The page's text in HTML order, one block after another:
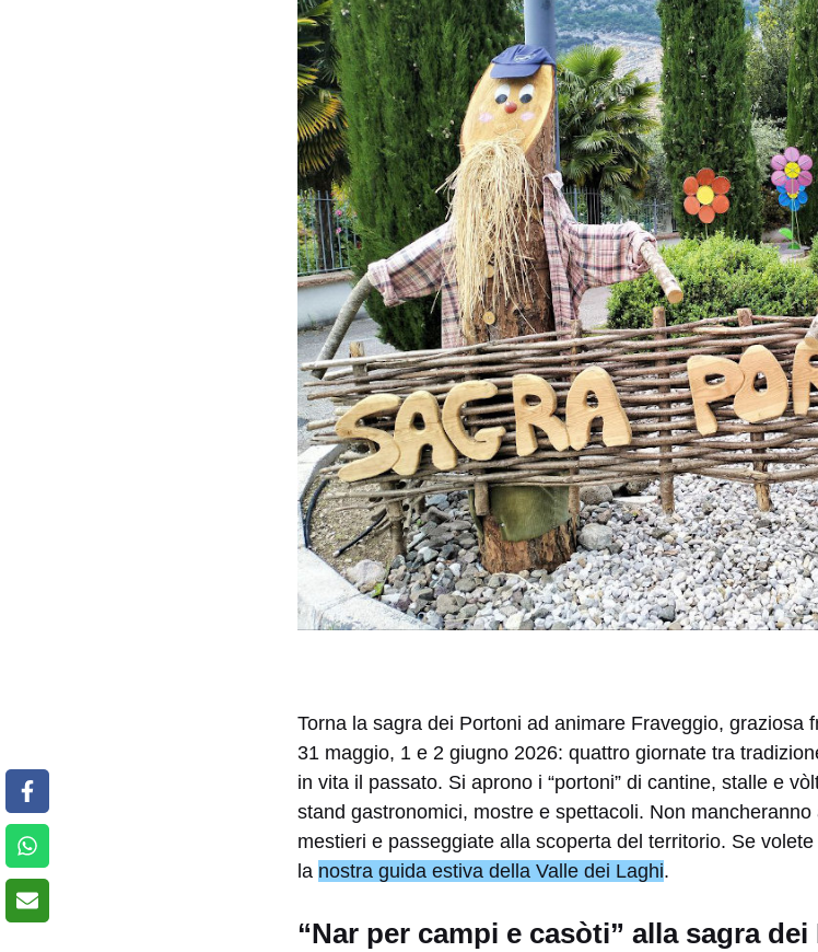
Torna la sagra dei Portoni ad animare Fraveggio, graziosa
31 maggio, 1 e 2 giugno 2026: quattro giornate tra
in vita il passato. Si aprono i “portoni” di cantine, stalle e
stand gastronomici, mostre e spettacoli. Non
mestieri e passeggiate alla scoperta del territorio. Se
la nostra guida estiva della Valle dei Laghi.
“Nar per campi e casòti” alla sagra